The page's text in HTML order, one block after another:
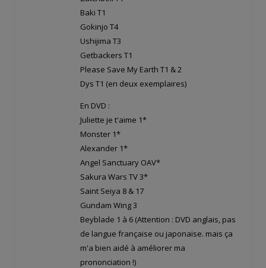
Baki T1
Gokinjo T4
Ushijima T3
Getbackers T1
Please Save My Earth T1 & 2
Dys T1 (en deux exemplaires)
En DVD :
Juliette je t'aime 1*
Monster 1*
Alexander 1*
Angel Sanctuary OAV*
Sakura Wars TV 3*
Saint Seiya 8 & 17
Gundam Wing 3
Beyblade 1 à 6 (Attention : DVD anglais, pas
de langue française ou japonaise. mais ça
m'a bien aidé à améliorer ma
prononciation !)